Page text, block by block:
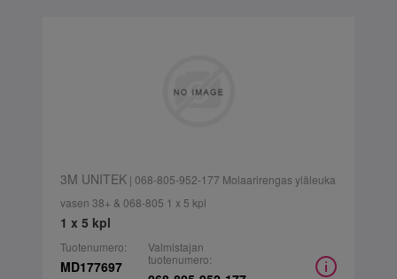
3M UNITEK| 068-805-952-177 Molaarirengas yläleuka
vasen 38+ & 068-805 1 x 5 kpl
1 x 5 kpl
Tuotenumero:
MD177697
Valmistajan
tuotenumero: